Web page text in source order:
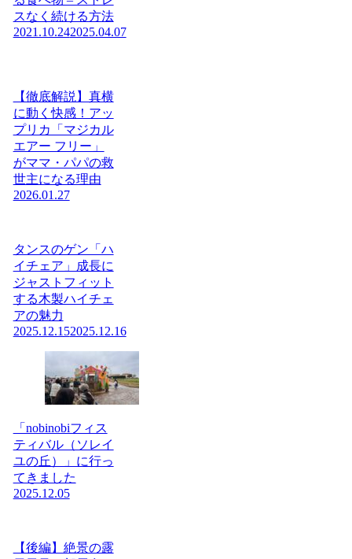
スなく続ける方法
2021.10.242025.04.07
【徹底解説】真横
に動く快感！アッ
プリカ「マジカル
エアー フリー」
がママ・パパの救
世主になる理由
2026.01.27
タンスのゲン「ハ
イチェア」成長に
ジャストフィット
する木製ハイチェ
アの魅力
2025.12.152025.12.16
「nobinobiフィス
ティバル（ソレイ
ユの丘）」に行っ
てきました
2025.12.05
【後編】絶景の露